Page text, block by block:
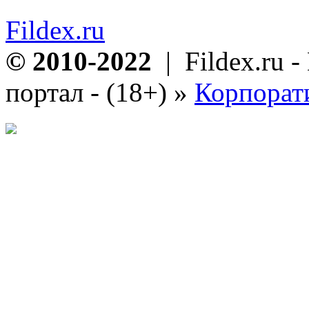
Fildex.ru
© 2010-2022 | Fildex.ru -
портал - (18+) »